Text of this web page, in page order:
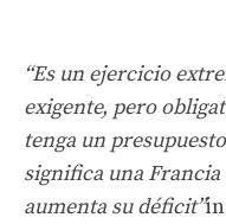
“Es un ejercicio
exigente, pero
tenga un
significa una Francia
aumenta su déficit”